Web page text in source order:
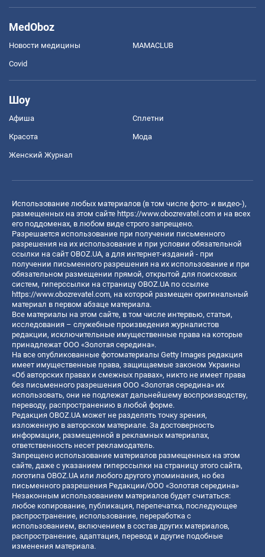
MedOboz
Новости медицины MAMACLUB
Covid
Шоу
Афиша Сплетни
Красота Мода
Женский Журнал
Использование любых материалов (в том числе фото- и видео-),
размещенных на этом сайте https://www.obozrevatel.com и на всех
его поддоменах, в любом виде строго запрещено.
Разрешается использование при получении письменного
разрешения на их использование и при условии обязательной
ссылки на сайт OBOZ.UA, а для интернет-изданий - при
получении письменного разрешения на их использование и при
обязательном размещении прямой, открытой для поисковых
систем, гиперссылки на страницу OBOZ.UA по ссылке
https://www.obozrevatel.com, на которой размещен оригинальный
материал в первом абзаце материала.
Все материалы на этом сайте, в том числе интервью, статьи,
исследования – служебные произведения журналистов
редакции, исключительные имущественные права на которые
принадлежат ООО «Золотая середина».
На все опубликованные фотоматериалы Getty Images редакция
имеет имущественные права, защищаемые законом Украины
«Об авторских правах и смежных правах», никто не имеет права
без письменного разрешения ООО «Золотая середина» их
использовать, они не подлежат дальнейшему воспроизводству,
переводу, распространению в любой форме.
Редакция OBOZ.UA может не разделять точку зрения,
изложенную в авторском материале. За достоверность
информации, размещенной в рекламных материалах,
ответственность несет рекламодатель.
Запрещено использование материалов размещенных на этом
сайте, даже с указанием гиперссылки на страницу этого сайта,
логотипа OBOZ.UA или любого другого упоминания, но без
письменного разрешения Редакции/ООО «Золотая середина»
Незаконным использованием материалов будет считаться:
любое копирование, публикация, перепечатка, последующее
распространение, использование, переработка с
использованием, включением в состав других материалов,
распространение, адаптация, перевод и другие подобные
изменения материала.